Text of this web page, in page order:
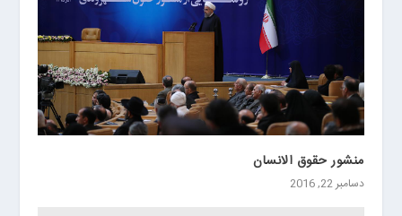
منشور حقوق الانسان
دسامبر 22, 2016